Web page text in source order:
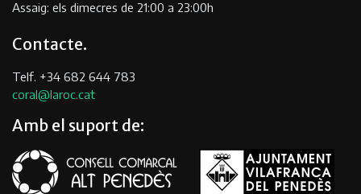
Assaig: els dimecres de 21:00 a 23:00h
Contacte
Telf. +34 682 644 783
coral@laroc.cat
Amb el suport de: